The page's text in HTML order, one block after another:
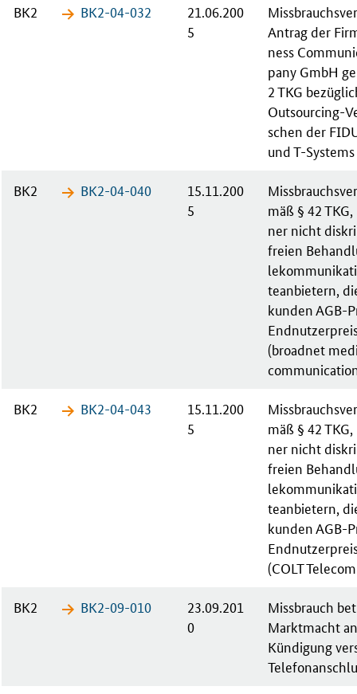
BK2 BK2-04-​032
21.06.200
5
An­trag der
ness
pa­ny GmbH
2 TKG
Out­sour­cing-
schen der
und T-Sys­tems
BK2 BK2-04-​040
15.11.200
5
mäß § 42
ner nicht
frei­en
tean­bie­tern,
kun­den AGB-
(broad­net
BK2 BK2-04-​043
15.11.200
5
mäß § 42
ner nicht
frei­en
tean­bie­tern,
kun­den AGB-
(COLT
BK2 BK2-09-​010
23.09.201
0
Miss­brauch
Markt­macht
Kün­di­gung